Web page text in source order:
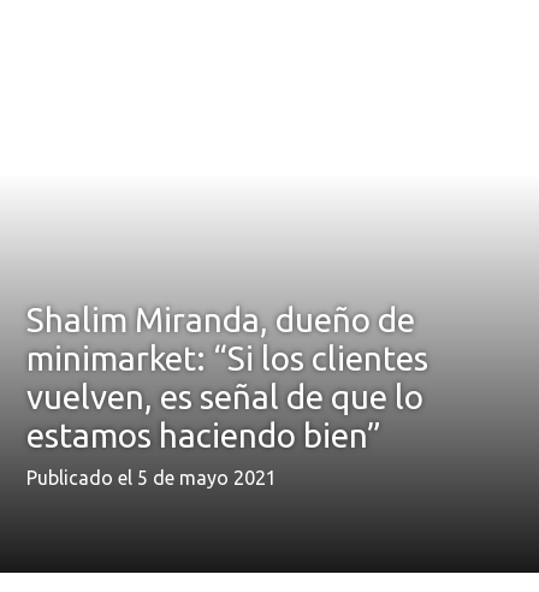
Shalim Miranda, dueño de
minimarket: “Si los clientes
vuelven, es señal de que lo
estamos haciendo bien”
Publicado el 5 de mayo 2021